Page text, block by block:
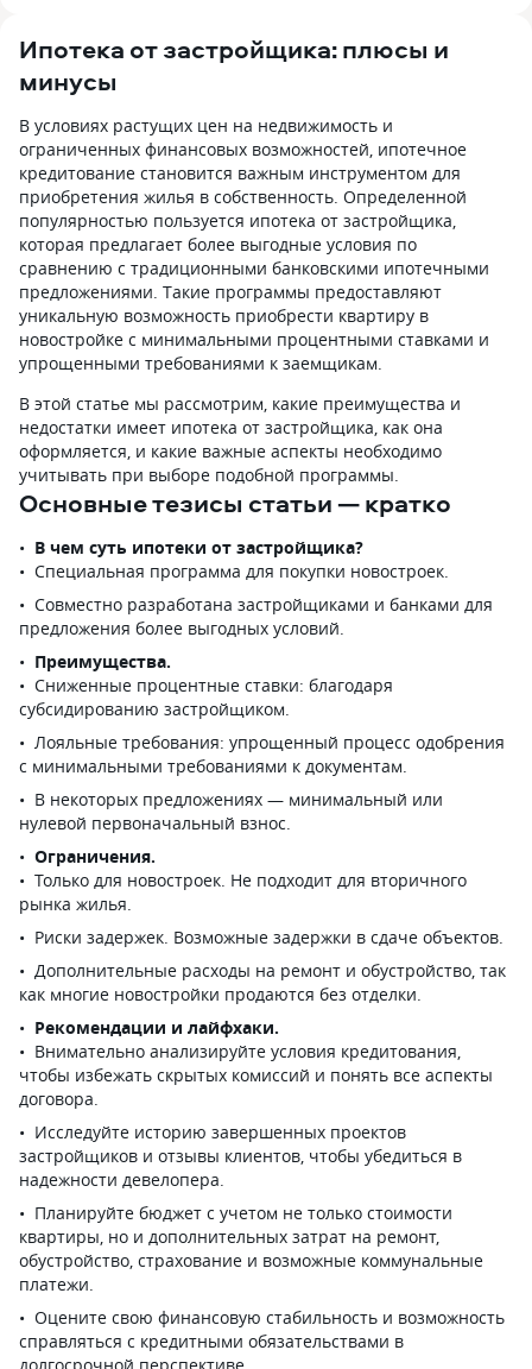
Ипотека от застройщика: плюсы и
минусы
В условиях растущих цен на недвижимость и
ограниченных финансовых возможностей, ипотечное
кредитование становится важным инструментом для
приобретения жилья в собственность. Определенной
популярностью пользуется ипотека от застройщика,
которая предлагает более выгодные условия по
сравнению с традиционными банковскими ипотечными
предложениями. Такие программы предоставляют
уникальную возможность приобрести квартиру в
новостройке с минимальными процентными ставками и
упрощенными требованиями к заемщикам.
В этой статье мы рассмотрим, какие преимущества и
недостатки имеет ипотека от застройщика, как она
оформляется, и какие важные аспекты необходимо
учитывать при выборе подобной программы.
Основные тезисы статьи — кратко
В чем суть ипотеки от застройщика?
Специальная программа для покупки новостроек.
Совместно разработана застройщиками и банками для
предложения более выгодных условий.
Преимущества.
Сниженные процентные ставки: благодаря
субсидированию застройщиком.
Лояльные требования: упрощенный процесс одобрения
с минимальными требованиями к документам.
В некоторых предложениях — минимальный или
нулевой первоначальный взнос.
Ограничения.
Только для новостроек. Не подходит для вторичного
рынка жилья.
Риски задержек. Возможные задержки в сдаче объектов.
Дополнительные расходы на ремонт и обустройство, так
как многие новостройки продаются без отделки.
Рекомендации и лайфхаки.
Внимательно анализируйте условия кредитования,
чтобы избежать скрытых комиссий и понять все аспекты
договора.
Исследуйте историю завершенных проектов
застройщиков и отзывы клиентов, чтобы убедиться в
надежности девелопера.
Планируйте бюджет с учетом не только стоимости
квартиры, но и дополнительных затрат на ремонт,
обустройство, страхование и возможные коммунальные
платежи.
Оцените свою финансовую стабильность и возможность
справляться с кредитными обязательствами в